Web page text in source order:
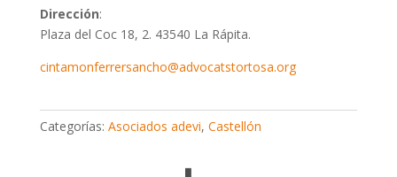
Dirección:
Plaza del Coc 18, 2. 43540 La Rápita.
cintamonferrersancho@advocatstortosa.org
Categorías: Asociados adevi, Castellón